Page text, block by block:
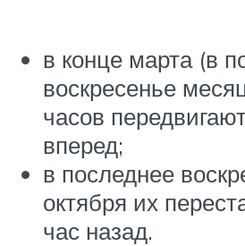
в конце марта (в
воскресенье
часов
вперед;
в последнее
октября их
час назад.